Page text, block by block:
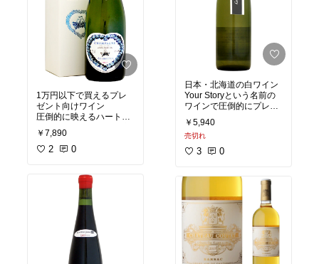
1万円以下で買えるプレ
ゼント向けワイン
圧倒的に映えるハートの
マークと、ラベルの中心
には二羽の白鳩。結婚祝
いにはこれ。
ムルー ブラン・ド・ブラ
ン グラン・クリュ
￥7,890
2 0
日本・北海道の白ワイン
Your Storyという名前の
ワインで圧倒的にプレゼ
ント向き
生産本数が少ないので見
つけたら買いたい銘柄
￥5,940
売切れ
3 0